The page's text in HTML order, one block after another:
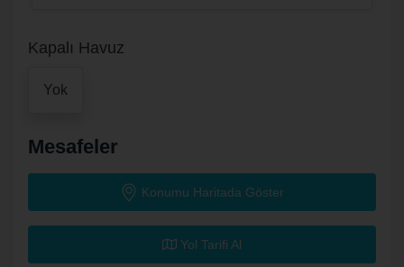
Kapalı Havuz
Yok
Mesafeler
Konumu Haritada Göster
Yol Tarifi Al